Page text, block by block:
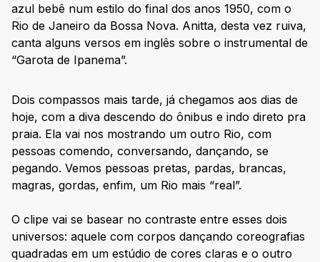
azul bebê num estilo do final dos anos 1950, com o
Rio de Janeiro da Bossa Nova. Anitta, desta vez ruiva,
canta alguns versos em inglês sobre o instrumental de
“Garota de Ipanema”.
Dois compassos mais tarde, já chegamos aos dias de
hoje, com a diva descendo do ônibus e indo direto pra
praia. Ela vai nos mostrando um outro Rio, com
pessoas comendo, conversando, dançando, se
pegando. Vemos pessoas pretas, pardas, brancas,
magras, gordas, enfim, um Rio mais “real”.
O clipe vai se basear no contraste entre esses dois
universos: aquele com corpos dançando coreografias
quadradas em um estúdio de cores claras e o outro